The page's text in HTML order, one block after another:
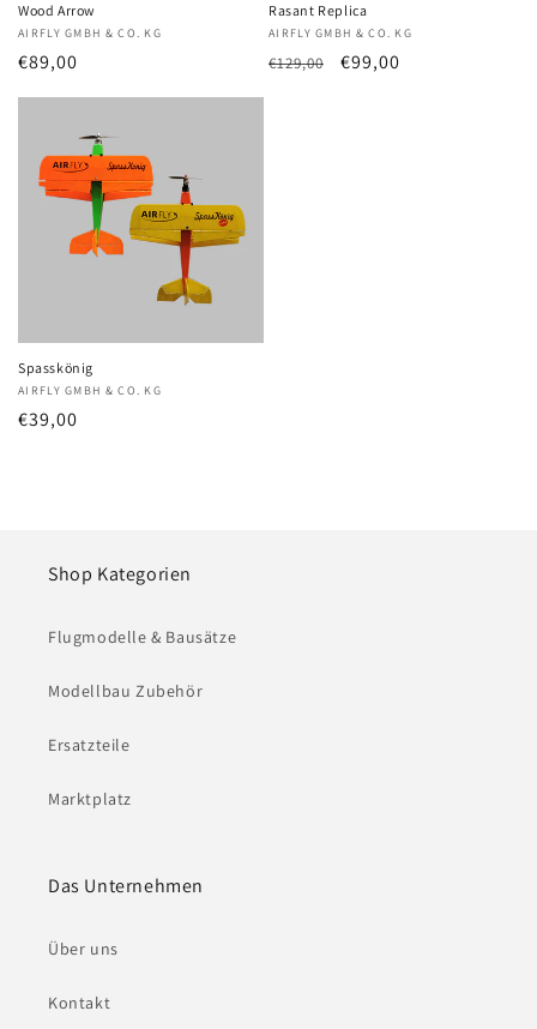
Wood Arrow
Anbieter:
AIRFLY GMBH & CO. KG
Normaler
€89,00
Rasant Replica
Anbieter:
AIRFLY GMBH & CO. KG
Normaler
€129,00 Verkaufspreis
€99,00
Spasskönig
Anbieter:
AIRFLY GMBH & CO. KG
Normaler
€39,00
Shop Kategorien
Flugmodelle & Bausätze
Modellbau Zubehör
Ersatzteile
Marktplatz
Das Unternehmen
Über uns
Kontakt